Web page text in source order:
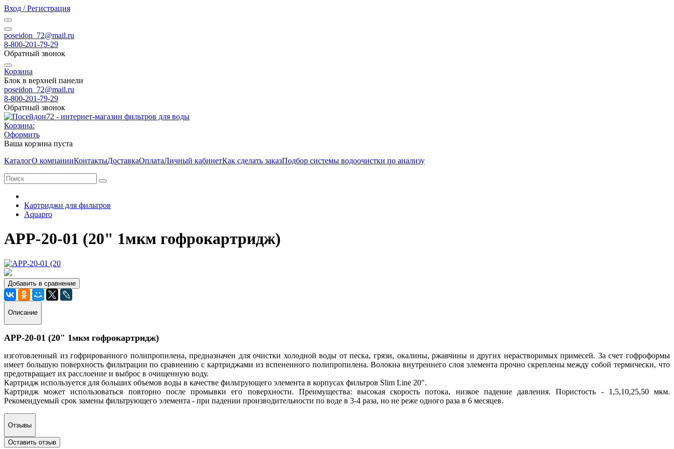
Вход / Регистрация
poseidon_72@mail.ru
8-800-201-79-29
Обратный звонок
Корзина
Блок в верхней панели
poseidon_72@mail.ru
8-800-201-79-29
Обратный звонок
Корзина:
Оформить
Ваша корзина пуста
КаталогО компанииКонтактыДоставкаОплатаЛичный кабинетКак сделать заказПодбор системы водоочистки по анализу
Картриджи для фильтров
Aquapro
APP-20-01 (20" 1мкм гофрокартридж)
Добавить в сравнение
Описание
APP-20-01 (20" 1мкм гофрокартридж)
изготовленный из гофрированного полипропилена, предназначен для очистки холодной воды от песка, грязи, окалины, ржавчины и других нерастворимых примесей. За счет гофроформы
имеет большую поверхность фильтрации по сравнению с картриджами из вспененного полипропилена. Волокна внутреннего слоя элемента прочно скреплены между собой термически, что
предотвращает их расслоение и выброс в очищенную воду.
Картридж используется для больших объемов воды в качестве фильтрующего элемента в корпусах фильтров Slim Line 20".
Картридж может использоваться повторно после промывки его поверхности. Преимущества: высокая скорость потока, низкое падение давления. Пористость - 1,5,10,25,50 мкм.
Рекомендуемый срок замены фильтрующего элемента - при падении производительности по воде в 3-4 раза, но не реже одного раза в 6 месяцев.
Отзывы
Оставить отзыв